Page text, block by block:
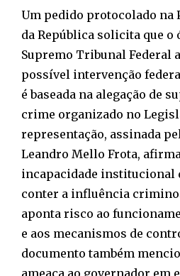
Um pedido protocolado na
da República solicita que o
Supremo Tribunal Federal
possível intervenção
é baseada na alegação de
crime organizado no
representação, assinada
Leandro Mello Frota,
incapacidade institucional
conter a influência
aponta risco ao
e aos mecanismos de
documento também
ameaça ao governador em